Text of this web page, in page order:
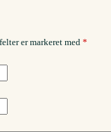
er markeret med *